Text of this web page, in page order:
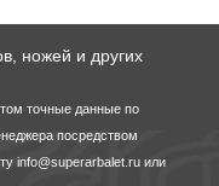
ножей и других
точные данные по
посредством
info@superarbalet.ru или